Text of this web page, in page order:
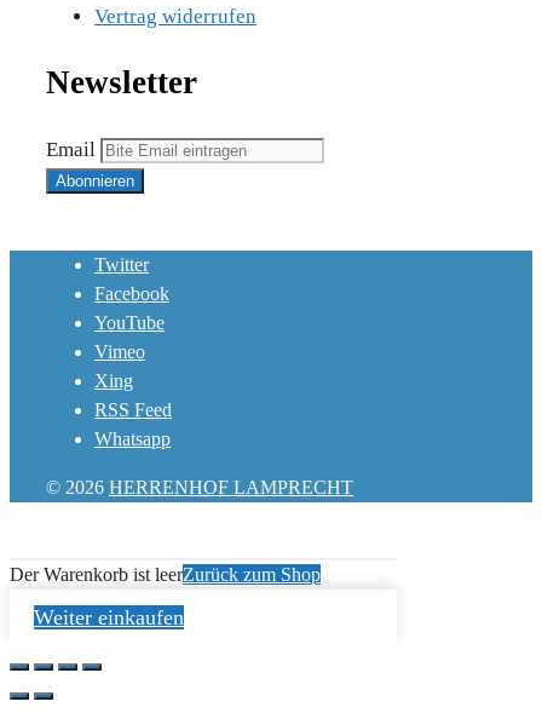
Vertrag widerrufen
Newsletter
Email
Twitter
Facebook
YouTube
Vimeo
Xing
RSS Feed
Whatsapp
© 2026 HERRENHOF LAMPRECHT
Der Warenkorb ist leerZurück zum Shop
Weiter einkaufen